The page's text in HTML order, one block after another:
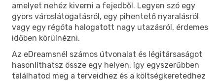
amelyet nehéz kiverni a fejedből. Legyen szó egy
gyors városlátogatásról, egy pihentető nyaralásról
vagy egy régóta halogatott nagy utazásról, érdemes
időben körülnézni.
Az eDreamsnél számos útvonalat és légitársaságot
hasonlíthatsz össze egy helyen, így egyszerűbben
találhatod meg a terveidhez és a költségkeretedhez